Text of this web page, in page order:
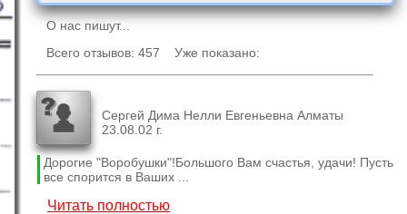
О нас пишут...
Всего отзывов: 457 Уже показано:
Сергей Дима Нелли Евгеньевна Алматы
23.08.02 г.
Дорогие "Воробушки"!Большого Вам счастья, удачи! Пусть
все спорится в Ваших ...
Читать полностью